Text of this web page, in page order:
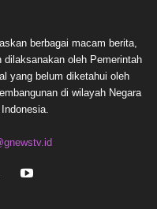
berbagai macam berita,
oleh Pemerintah
yang belum diketahui oleh
di wilayah Negara